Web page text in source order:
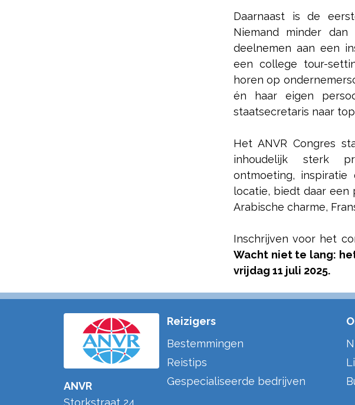
Daarnaast is de
Niemand minder dan
deelnemen aan een
een college tour-
horen op
én haar eigen
staatsecretaris naar
Het ANVR Congres
inhoudelijk sterk
ontmoeting, inspiratie
locatie, biedt daar
Arabische charme,
Inschrijven voor het
Wacht niet te lang:
vrijdag 11 juli 2025.
ANVR
Storkstraat 24
Reizigers
Bestemmingen
Reistips
Gespecialiseerde bedrijven